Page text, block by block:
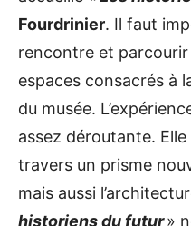
Fourdrinier. Il faut
rencontre et
espaces consacrés à
du musée.
assez déroutante.
travers un prisme
mais aussi
historiens du futur»